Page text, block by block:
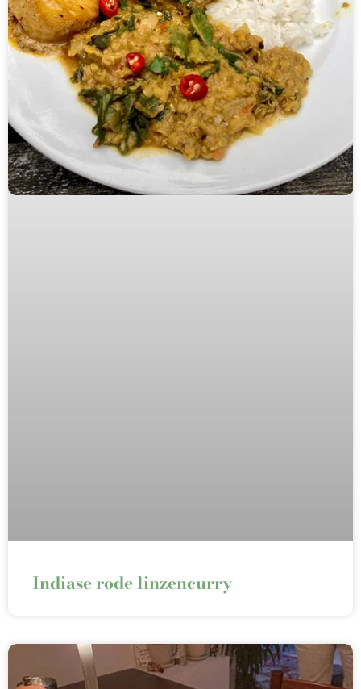
Indiase rode linzencurry